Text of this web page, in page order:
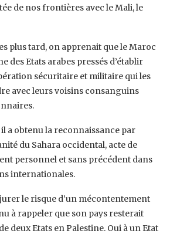
de nos frontières ‎avec le Mali, le
plus tard, on apprenait que le Maroc
des Etats ‎arabes pressés d’établir
sécuritaire et militaire qui les
avec leurs voisins consanguins
a obtenu la reconnaissance par
du Sahara ‎occidental, acte de
personnel et sans précédent dans
internationales.‎
le risque d’un mécontentement
à rappeler ‎que son pays resterait
deux Etats en Palestine. Oui à un Etat